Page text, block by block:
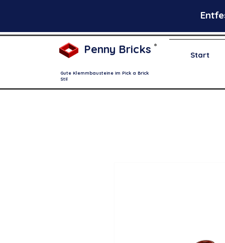
Penny Bricks ®
Start
Gute Klemmbausteine im Pick a Brick
Stil